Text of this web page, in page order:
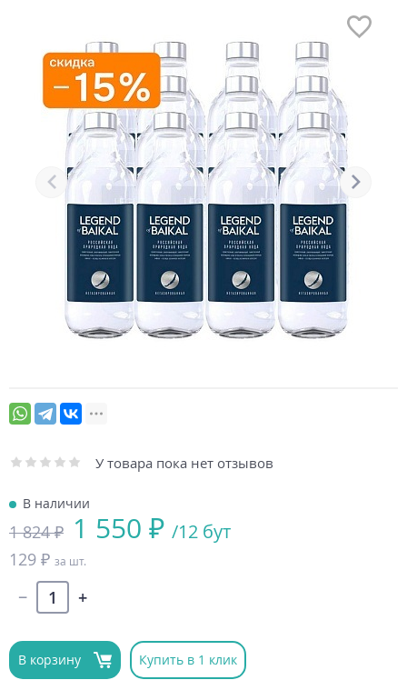
У товара пока нет отзывов
В наличии
1 824 ₽ 1 550 ₽ /12 бут
129 ₽ за шт.
В корзину Купить в 1 клик